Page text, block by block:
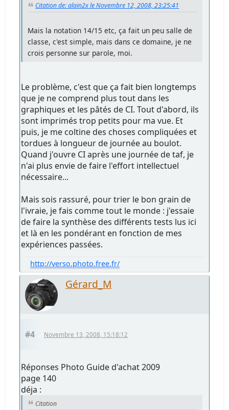
Citation de: alain2x le Novembre 12, 2008, 23:25:41
Mais la notation 14/15 etc, ça fait un peu salle de
classe, c'est simple, mais dans ce domaine, je ne
crois personne sur parole, moi.
Le problème, c'est que ça fait bien longtemps
que je ne comprend plus tout dans les
graphiques et les pâtés de CI. Tout d'abord, ils
sont imprimés trop petits pour ma vue. Et
puis, je me coltine des choses compliquées et
tordues à longueur de journée au boulot.
Quand j'ouvre CI après une journée de taf, je
n'ai plus envie de faire l'effort intellectuel
nécessaire...
Mais sois rassuré, pour trier le bon grain de
l'ivraie, je fais comme tout le monde : j'essaie
de faire la synthèse des différents tests lus ici
et là en les pondérant en fonction de mes
expériences passées.
http://verso.photo.free.fr/
Gérard_M
#4 Novembre 13, 2008, 15:18:12
Réponses Photo Guide d'achat 2009
page 140
déja :
Citation